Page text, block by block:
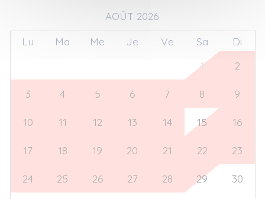
AOÛT 2026
Lu Ma Me Je Ve Sa
Di
1 2
3 4 5 6 7 8 9
10 11 12 13 14 15 16
17 18 19 20 21 22 23
24 25 26 27 28 29 30